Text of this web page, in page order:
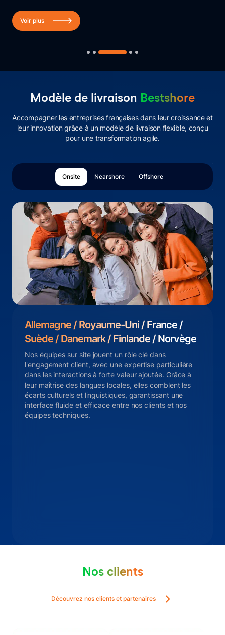
Voir plus
Voir plus
Voir plus
Modèle de livraison Bestshore
Accompagner les entreprises françaises dans leur croissance et
leur innovation grâce à un modèle de livraison flexible, conçu
pour une transformation agile.
Onsite Nearshore Offshore
Allemagne / Royaume-Uni / France /
Suède / Danemark / Finlande / Norvège
Nos équipes sur site jouent un rôle clé dans
l'engagement client, avec une expertise particulière
dans les interactions à forte valeur ajoutée. Grâce à
leur maîtrise des langues locales, elles comblent les
écarts culturels et linguistiques, garantissant une
interface fluide et efficace entre nos clients et nos
équipes techniques.
Nos clients
Découvrez nos clients et partenaires